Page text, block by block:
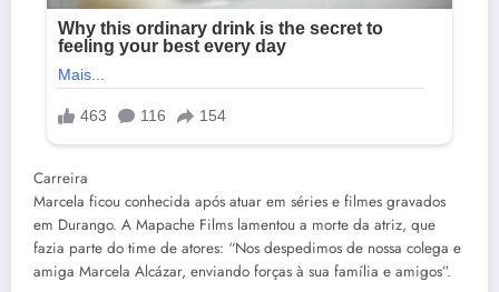
Carreira
Marcela ficou conhecida após atuar em séries e filmes gravados
em Durango. A Mapache Films lamentou a morte da atriz, que
fazia parte do time de atores: “Nos despedimos de nossa colega e
amiga Marcela Alcázar, enviando forças à sua família e amigos”.